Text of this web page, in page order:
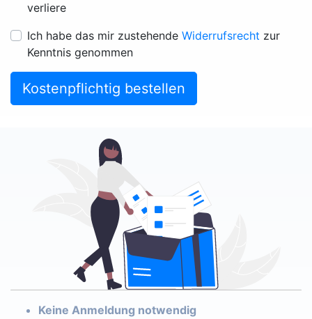
verliere
Ich habe das mir zustehende Widerrufsrecht zur
Kenntnis genommen
Kostenpflichtig bestellen
Keine Anmeldung notwendig